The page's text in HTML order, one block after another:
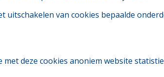
van cookies bepaalde
deze cookies anoniem website